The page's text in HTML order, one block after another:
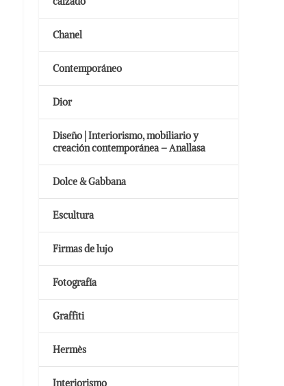
Chanel
Contemporáneo
Dior
Diseño | Interiorismo, mobiliario y
creación contemporánea – Anallasa
Dolce & Gabbana
Escultura
Firmas de lujo
Fotografía
Graffiti
Hermès
Interiorismo